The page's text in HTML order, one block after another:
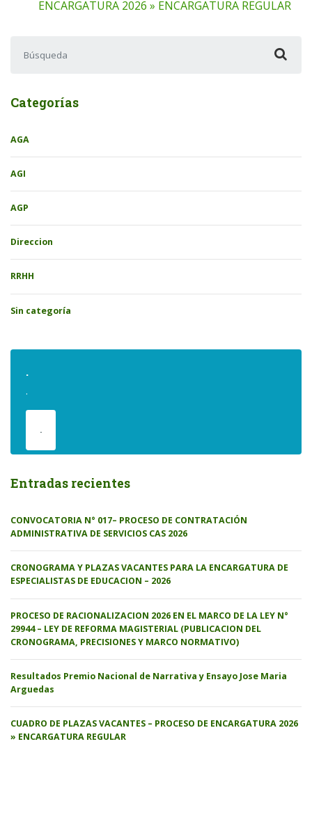
ENCARGATURA 2026 » ENCARGATURA REGULAR
Categorías
AGA
AGI
AGP
Direccion
RRHH
Sin categoría
.
.
.
Entradas recientes
CONVOCATORIA N° 017– PROCESO DE CONTRATACIÓN
ADMINISTRATIVA DE SERVICIOS CAS 2026
CRONOGRAMA Y PLAZAS VACANTES PARA LA ENCARGATURA DE
ESPECIALISTAS DE EDUCACION – 2026
PROCESO DE RACIONALIZACION 2026 EN EL MARCO DE LA LEY N°
29944 – LEY DE REFORMA MAGISTERIAL (PUBLICACION DEL
CRONOGRAMA, PRECISIONES Y MARCO NORMATIVO)
Resultados Premio Nacional de Narrativa y Ensayo Jose Maria
Arguedas
CUADRO DE PLAZAS VACANTES – PROCESO DE ENCARGATURA 2026
» ENCARGATURA REGULAR